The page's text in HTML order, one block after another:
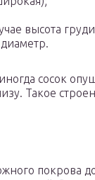
высота
сосок
Такое
покрова